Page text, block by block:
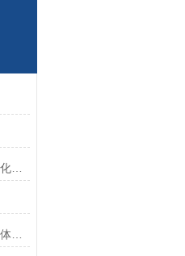
聚四氟乙烯反应釜内胆具有出色的化学惰性和非粘附性能
聚四氟乙烯反应釜内胆的特点和具体操作步骤是怎样的